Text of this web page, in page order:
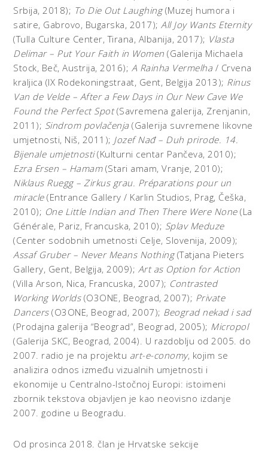
Srbija, 2018); To Die Out Laughing(Muzej humora i
satire, Gabrovo, Bugarska, 2017); All Joy Wants Eternity
(Tulla Culture Center, Tirana, Albanija, 2017); Vlasta
Delimar – Put Your Faith in Women (Galerija Michaela
Stock, Beč, Austrija, 2016); A Rainha Vermelha/ Crvena
kraljica (IX Rodekoningstraat, Gent, Belgija 2013); Rinus
Van de Velde – After a Few Days in Our New Cave We
Found the Perfect Spot(Savremena galerija, Zrenjanin,
2011); Sindrom povlačenja(Galerija suvremene likovne
umjetnosti, Niš, 2011); Jozef Nađ – Duh prirode. 14.
Bijenale umjetnosti(Kulturni centar Pančeva, 2010);
Ezra Ersen – Hamam(Stari amam, Vranje, 2010);
Niklaus Ruegg – Zirkus grau. Préparations pour un
miracle(Entrance Gallery / Karlin Studios, Prag, Češka,
2010); One Little Indian and Then There Were None(La
Générale, Pariz, Francuska, 2010); Splav Meduze
(Center sodobnih umetnosti Celje, Slovenija, 2009);
Assaf Gruber – Never Means Nothing(Tatjana Pieters
Gallery, Gent, Belgija, 2009); Art as Option for Action
(Villa Arson, Nica, Francuska, 2007); Contrasted
Working Worlds(O3ONE, Beograd, 2007); Private
Dancers(O3ONE, Beograd, 2007); Beograd nekad i sad
(Prodajna galerija “Beograd”, Beograd, 2005); Micropol
(Galerija SKC, Beograd, 2004). U razdoblju od 2005. do
2007. radio je na projektu art-e-conomy, kojim se
analizira odnos između vizualnih umjetnosti i
ekonomije u Centralno-Istočnoj Europi: istoimeni
zbornik tekstova objavljen je kao neovisno izdanje
2007. godine u Beogradu.
Od prosinca 2018. član je Hrvatske sekcije